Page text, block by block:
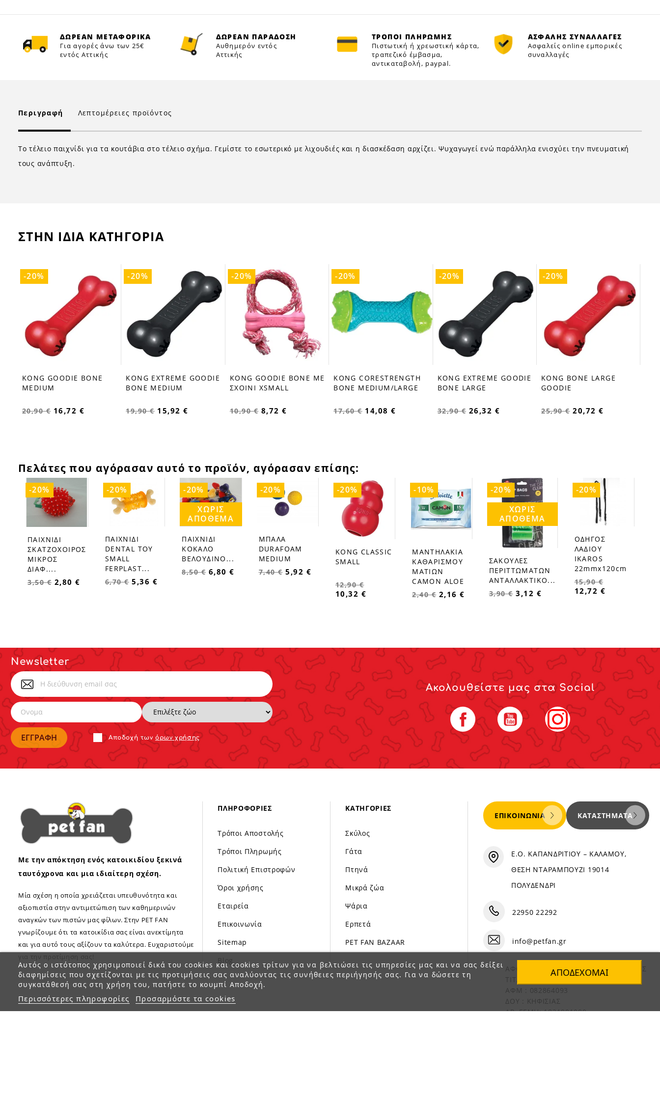
ΔΩΡΕΑΝ ΜΕΤΑΦΟΡΙΚΑ
Για αγορές άνω των 25€
εντός Αττικής
ΔΩΡΕΑΝ ΠΑΡΑΔΟΣΗ
Αυθημερόν εντός
Αττικής
ΤΡΟΠΟΙ ΠΛΗΡΩΜΗΣ
Πιστωτική ή χρεωστική κάρτα,
τραπεζικό έμβασμα,
αντικαταβολή, paypal.
ΑΣΦΑΛΗΣ ΣΥΝΑΛΛΑΓΕΣ
Ασφαλείς online εμπορικές
συναλλαγές
Περιγραφή Λεπτομέρειες προϊόντος
Το τέλειο παιχνίδι για τα κουτάβια στο τέλειο σχήμα. Γεμίστε το εσωτερικό με λιχουδιές και η διασκέδαση αρχίζει. Ψυχαγωγεί ενώ παράλληλα ενισχύει την πνευματική
τους ανάπτυξη.
ΣΤΗΝ ΙΔΙΑ ΚΑΤΗΓΟΡΙΑ
favorite_border
KONG GOODIE BONE
MEDIUM
20,90 € 16,72 €
-20%
favorite_border
KONG EXTREME GOODIE
BONE MEDIUM
19,90 € 15,92 €
-20%
favorite_border
ΚΟΝG GOODIE BONE ΜΕ
ΣΧΟΙΝΙ XSMALL
10,90 € 8,72 €
-20%
favorite_border
KONG CORESTRENGTH
BONE MEDIUM/LARGE
17,60 € 14,08 €
-20%
favorite_border
KONG EXTREME GOODIE
BONE LARGE
32,90 € 26,32 €
-20%
favorite_border
KONG BONE LARGE
GOODIE
25,90 € 20,72 €
-20%
Πελάτες που αγόρασαν αυτό το προϊόν, αγόρασαν επίσης:
favorite_border
ΠΑΙΧΝΙΔΙ
ΣΚΑΤΖΟΧΟΙΡΟΣ
ΜΙΚΡΟΣ
ΔΙΑΦ....
3,50 € 2,80 €
-20%
favorite_border
ΠΑΙΧΝΙΔΙ
DENTAL TOY
SMALL
FERPLAST...
6,70 € 5,36 €
-20%
favorite_border
ΠΑΙΧΝΙΔΙ
ΚΟΚΑΛΟ
ΒΕΛΟΥΔΙΝΟ...
8,50 € 6,80 €
-20%
ΧΩΡΊΣ
ΑΠΌΘΕΜΑ
favorite_border
ΜΠΑΛΑ
DURAFOAM
MEDIUM
7,40 € 5,92 €
-20%
favorite_border
KONG CLASSIC
SMALL
12,90 €
10,32 €
-20%
favorite_border
ΜΑΝΤΗΛΑΚΙΑ
ΚΑΘΑΡΙΣΜΟΥ
ΜΑΤΙΩΝ
CAMON ALOE
2,40 € 2,16 €
-10%
favorite_border
ΣΑΚΟΥΛΕΣ
ΠΕΡΙΤΤΩΜΑΤΩΝ
ΑΝΤΑΛΛΑΚΤΙΚΟ...
3,90 € 3,12 €
-20%
ΧΩΡΊΣ
ΑΠΌΘΕΜΑ
favorite_border
ΟΔΗΓΟΣ
ΛΑΔΙΟΥ
IKAROS
22mmx120cm
15,90 €
12,72 €
-20%
Newsletter
Αποδoχή τωνόρων χρήσης
Ακολουθείστε μας στα Social
Facebook YouTube Instagram
Με την απόκτηση ενός κατοικιδίου ξεκινά
ταυτόχρονα και μια ιδιαίτερη σχέση.
Μία σχέση η οποία χρειάζεται υπευθυνότητα και
αξιοπιστία στην αντιμετώπιση των καθημερινών
αναγκών των πιστών μας φίλων. Στην PET FAN
γνωρίζουμε ότι τα κατοικίδια σας είναι ανεκτίμητα
και για αυτό τους αξίζουν τα καλύτερα. Ευχαριστούμε
για την προτίμηση σας!
ΠΛΗΡΟΦΟΡΊΕΣ
Τρόποι Αποστολής
Τρόποι Πληρωμής
Πολιτική Επιστροφών
Όροι χρήσης
Εταιρεία
Επικοινωνία
Sitemap
Blog
ΚΑΤΗΓΟΡΊΕΣ
Σκύλος
Γάτα
Πτηνά
Μικρά ζώα
Ψάρια
Ερπετά
PET FAN BAZAAR
Αυτός ο ιστότοπος χρησιμοποιεί δικά του cookies και cookies τρίτων για να βελτιώσει τις υπηρεσίες μας και να σας δείξει
διαφημίσεις που σχετίζονται με τις προτιμήσεις σας αναλύοντας τις συνήθειες περιήγησής σας. Για να δώσετε τη
συγκατάθεσή σας στη χρήση του, πατήστε το κουμπί Αποδοχή.
Περισσότερες πληροφορίες Προσαρμόστε τα cookies
ΑΠΟΔΈΧΟΜΑΙ
ΕΠΙΚΟΙΝΩΝΊΑ ΚΑΤΑΣΤΉΜΑΤΑ
Ε.Ο. ΚΑΠΑΝΔΡΙΤΙΟΥ – ΚΑΛΑΜΟΥ,
ΘΕΣΗ ΝΤΑΡΑΜΠΟΥΖΙ 19014
ΠΟΛΥΔΕΝΔΡΙ
22950 22292
info@petfan.gr
ΑΦΟΙ ΧΑΤΖΗΓΕΩΡΓΙΟΥ Ο.Ε. ΔΙΑΚΡΙΤΙΚΟΣ
ΤΙΤΛΟΣ «PET FAN»
ΑΦΜ : 082864093
ΔΟΥ : ΚΗΦΙΣΙΑΣ
ΑΡ. ΓΕΜΗ: 1821901000